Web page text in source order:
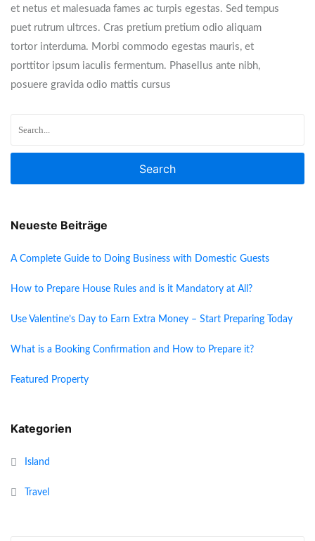
et netus et malesuada fames ac turpis egestas. Sed tempus
puet rutrum ultrces. Cras pretium pretium odio aliquam
tortor interduma. Morbi commodo egestas mauris, et
porttitor ipsum iaculis fermentum. Phasellus ante nibh,
posuere gravida odio mattis cursus
Search
Neueste Beiträge
A Complete Guide to Doing Business with Domestic Guests
How to Prepare House Rules and is it Mandatory at All?
Use Valentine’s Day to Earn Extra Money – Start Preparing Today
What is a Booking Confirmation and How to Prepare it?
Featured Property
Kategorien
Island
Travel